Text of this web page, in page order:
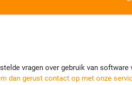
vragen over gebruik van
dan gerust contact op met onze